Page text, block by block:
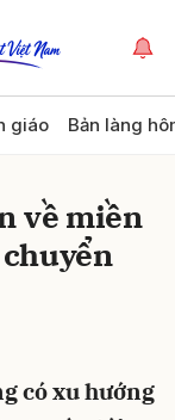
giáo Bản làng
về miền
có xu hướng